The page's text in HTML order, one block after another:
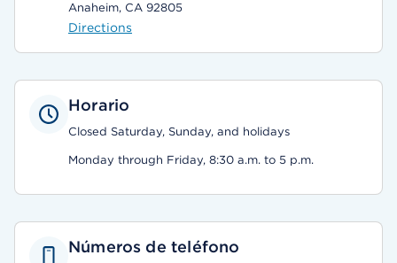
Anaheim, CA 92805
Directions
Horario
Closed Saturday, Sunday, and holidays
Monday through Friday, 8:30 a.m. to 5 p.m.
Números de teléfono